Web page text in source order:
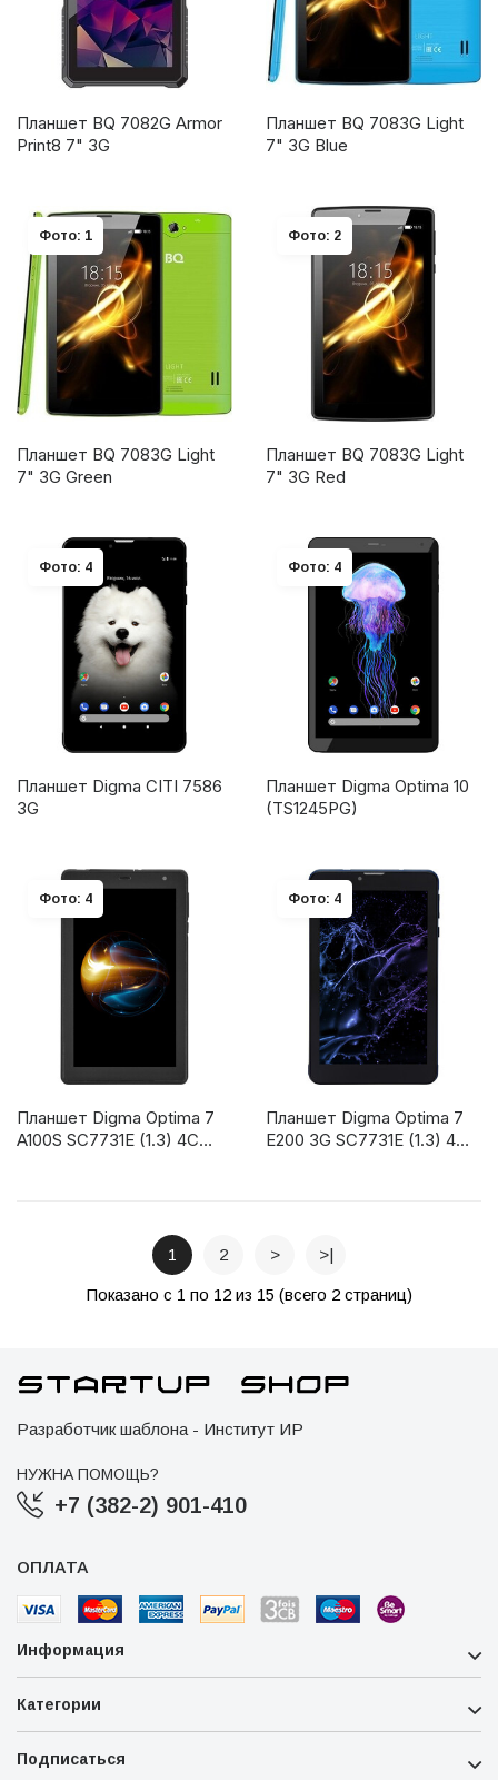
Планшет BQ 7082G Armor
Print8 7" 3G
Планшет BQ 7083G Light
7" 3G Blue
Фото: 1
Планшет BQ 7083G Light
7" 3G Green
Фото: 2
Планшет BQ 7083G Light
7" 3G Red
Фото: 4
Планшет Digma CITI 7586
3G
Фото: 4
Планшет Digma Optima 10
(TS1245PG)
Фото: 4
Планшет Digma Optima 7
A100S SC7731E (1.3) 4C
Фото: 4
Планшет Digma Optima 7
E200 3G SC7731E (1.3) 4C
1 2 > >|
Показано с 1 по 12 из 15 (всего 2 страниц)
Разработчик шаблона - Институт ИР
НУЖНА ПОМОЩЬ?
+7 (382-2) 901-410
ОПЛАТА
Информация
Категории
Подписаться